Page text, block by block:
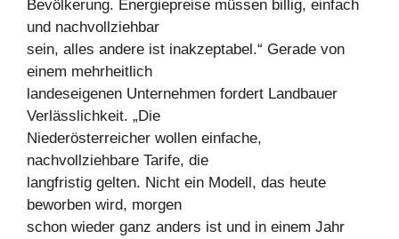
Bevölkerung. Energiepreise müssen billig, einfach
und nachvollziehbar
sein, alles andere ist inakzeptabel.“ Gerade von
einem mehrheitlich
landeseigenen Unternehmen fordert Landbauer
Verlässlichkeit. „Die
Niederösterreicher wollen einfache,
nachvollziehbare Tarife, die
langfristig gelten. Nicht ein Modell, das heute
beworben wird, morgen
schon wieder ganz anders ist und in einem Jahr